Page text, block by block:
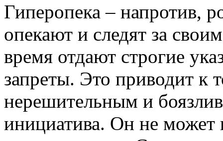
Гиперопека – напротив,
опекают и следят за
время отдают строгие
запреты. Это приводит к
нерешительным и
инициатива. Он не может